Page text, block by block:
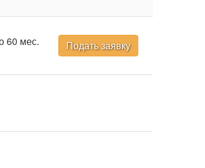
60 мес. Подать заявку